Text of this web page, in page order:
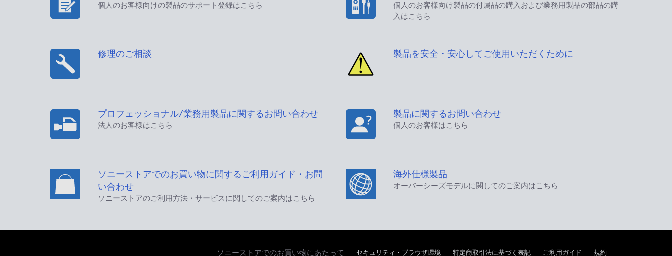
個人のお客様向けの製品のサポート登録はこちら
個人のお客様向け製品の付属品の購入および業務用製品の部品の購
入はこちら
修理のご相談 製品を安全・安心してご使用いただくために
プロフェッショナル/業務用製品に関するお問い合わせ
法人のお客様はこちら
製品に関するお問い合わせ
個人のお客様はこちら
ソニーストアでのお買い物に関するご利用ガイド・お問
い合わせ
ソニーストアのご利用方法・サービスに関してのご案内はこちら
海外仕様製品
オーバーシーズモデルに関してのご案内はこちら
ソニーストアでのお買い物にあたって セキュリティ・ブラウザ環境 特定商取引法に基づく表記 ご利用ガイド 規約